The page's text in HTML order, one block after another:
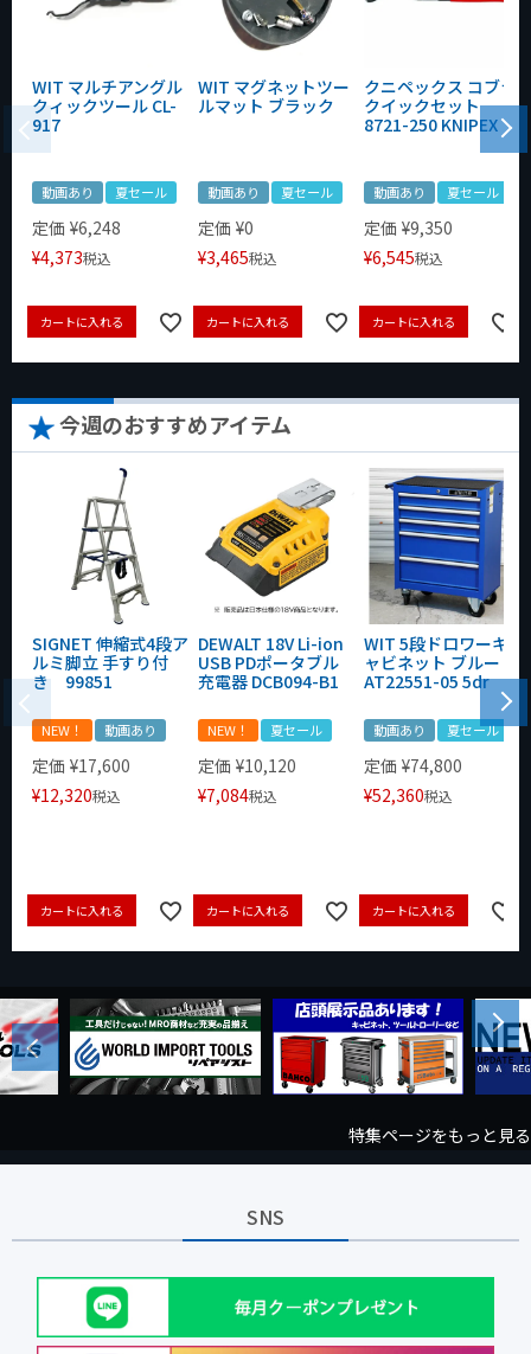
WIT マルチアングル
クィックツール CL-
917
動画あり 夏セール
定価 ¥6,248
¥4,373税込
カートに入れる
WIT マグネットツー
ルマット ブラック
動画あり 夏セール
定価 ¥0
¥3,465税込
カートに入れる
クニペックス コブラ
クイックセット
8721-250 KNIPEX
動画あり 夏セール
定価 ¥9,350
¥6,545税込
カートに入れる
今週のおすすめアイテム
SIGNET 伸縮式4段ア
ルミ脚立 手すり付
き 99851
NEW！ 動画あり
定価 ¥17,600
¥12,320税込
カートに入れる
DEWALT 18V Li-ion
USB PDポータブル
充電器 DCB094-B1
NEW！ 夏セール
定価 ¥10,120
¥7,084税込
カートに入れる
WIT 5段ドロワーキ
ャビネット ブルー
AT22551-05 5dr
動画あり 夏セール
定価 ¥74,800
¥52,360税込
カートに入れる
Previous
Next
特集ページをもっと見る
SNS